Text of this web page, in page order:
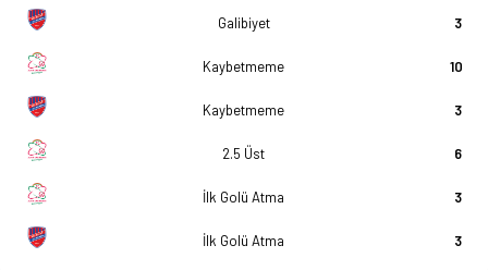
Galibiyet 3
Kaybetmeme 10
Kaybetmeme 3
2.5 Üst 6
İlk Golü Atma 3
İlk Golü Atma 3